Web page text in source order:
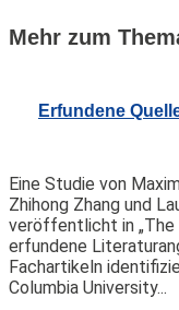
Mehr zum
Erfundene
Eine Studie von
Zhihong Zhang und
veröffentlicht in „The
erfundene
Fachartikeln
Columbia University...